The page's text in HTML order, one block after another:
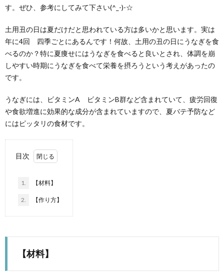
す。ぜひ、参考にしてみて下さい(^_-)-☆
土用丑の日は夏だけだと思われている方は多いかと思います。実は
年に4回 四季ごとにあるんです！何故、土用の丑の日にうなぎを食
べるのか？特に夏痩せにはうなぎを食べると良いとされ、体調を崩
しやすい時期にうなぎを食べて栄養を摂ろうという考えがあったの
です。
うなぎには、ビタミンA ビタミンB群など含まれていて、疲労回復
や食欲増進に効果的な成分が含まれていますので、夏バテ予防など
にはピッタリの食材です。
目次
1. 【材料】
2. 【作り方】
【材料】